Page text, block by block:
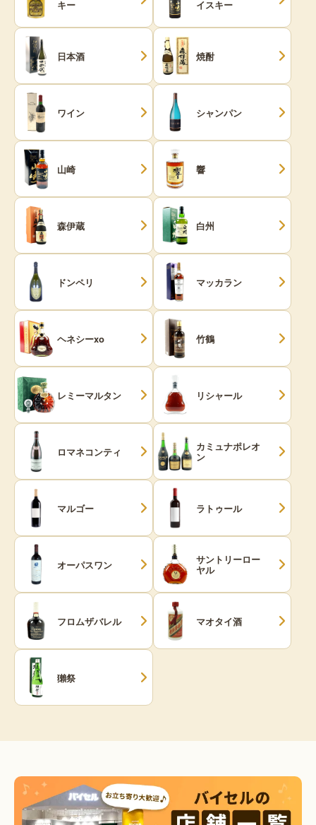
キー イスキー
日本酒 焼酎
ワイン シャンパン
山崎 響
森伊蔵 白州
ドンペリ マッカラン
ヘネシーxo 竹鶴
レミーマルタン リシャール
ロマネコンティ カミュナポレオ
ン
マルゴー ラトゥール
オーパスワン サントリーロー
ヤル
フロムザバレル マオタイ酒
獺祭